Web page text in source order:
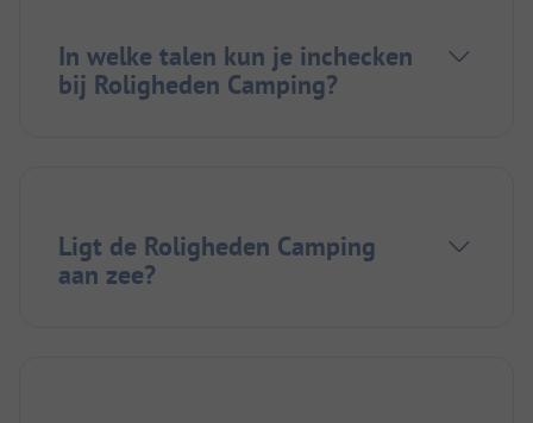
In welke talen kun je inchecken
bij Roligheden Camping?
Ligt de Roligheden Camping
aan zee?